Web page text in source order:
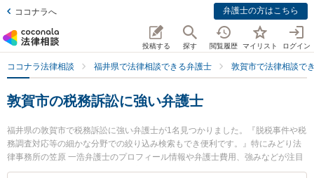
ココナラへ 弁護士の方はこちら
投稿する 探す 閲覧履歴 マイリスト ログイン
ココナラ法律相談 福井県で法律相談できる弁護士 敦賀市で法律相談で
敦賀市の税務訴訟に強い弁護士
福井県の敦賀市で税務訴訟に強い弁護士が1名見つかりました。『脱税事件や税
務調査対応等の細かな分野での絞り込み検索もでき便利です。』特にみどり法
律事務所の笠原 一浩弁護士のプロフィール情報や弁護士費用、強みなどが注目
されています。『敦賀市で土日や夜間に発生した税務訴訟のトラブルを今すぐ